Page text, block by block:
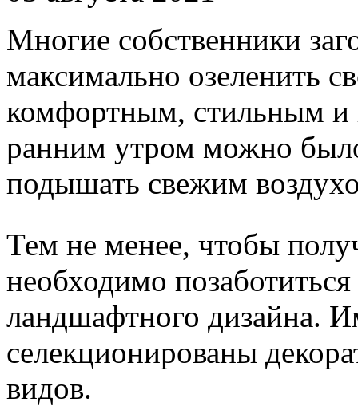
Многие собственники
максимально озеленить
комфортным, стильным и
ранним утром можно
подышать свежим
Тем не менее, чтобы
необходимо
ландшафтного дизайна.
селекционированы
видов.